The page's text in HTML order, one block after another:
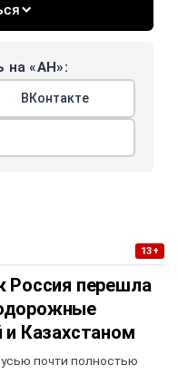
на «АН»:
ВКонтакте
13+
Россия перешла
и Казахстаном
почти полностью